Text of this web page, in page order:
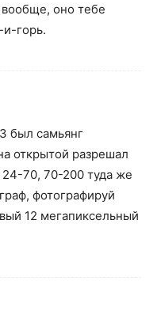
оно тебе
горь.
был самьянг
открытой разрешал
70, 70-200 туда же
фотографируй
12 мегапиксельный